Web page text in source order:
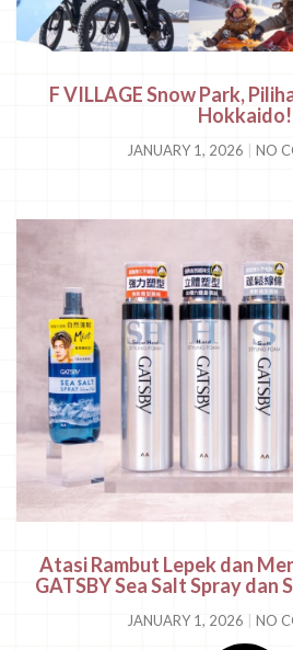
F VILLAGE Snow Park,
Hokkaido!
JANUARY 1, 2026 NO
Atasi Rambut Lepek dan
GATSBY Sea Salt Spray dan
JANUARY 1, 2026 NO